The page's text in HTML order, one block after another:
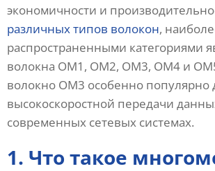
экономичности и
различных типов волокон,
распространенными категориями
волокна OM1, OM2, OM3, OM4 и
волокно OM3 особенно популярно
высокоскоростной передачи
современных сетевых системах.
1. Что такое